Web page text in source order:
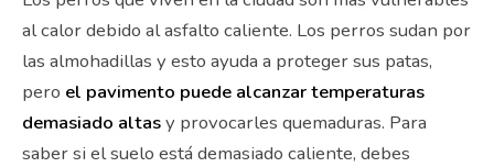
al calor debido al asfalto caliente. Los perros sudan por
las almohadillas y esto ayuda a proteger sus patas,
pero el pavimento puede alcanzar temperaturas
demasiado altasy provocarles quemaduras. Para
saber si el suelo está demasiado caliente, debes